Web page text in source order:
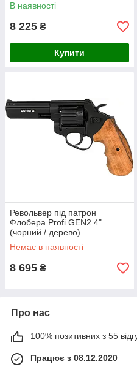
В наявності
8 225 ₴
Купити
Револьвер під патрон
Флобера Profi GEN2 4"
(чорний / дерево)
Немає в наявності
8 695 ₴
Про нас
100% позитивних з 55
Працює з 08.12.2020